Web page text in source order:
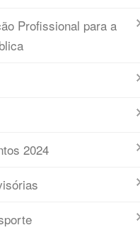
Profissional para a
2024